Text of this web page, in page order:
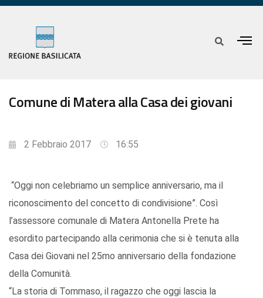
Comune di Matera alla Casa dei giovani
2 Febbraio 2017 16:55
“Oggi non celebriamo un semplice anniversario, ma il
riconoscimento del concetto di condivisione”. Così
l’assessore comunale di Matera Antonella Prete ha
esordito partecipando alla cerimonia che si è tenuta alla
Casa dei Giovani nel 25mo anniversario della fondazione
della Comunità.
“La storia di Tommaso, il ragazzo che oggi lascia la